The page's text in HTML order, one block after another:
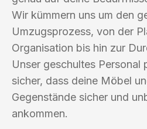
Wir kümmern uns um den
Umzugsprozess, von der
Organisation bis hin zur
Unser geschultes Personal
sicher, dass deine Möbel
Gegenstände sicher und
ankommen.